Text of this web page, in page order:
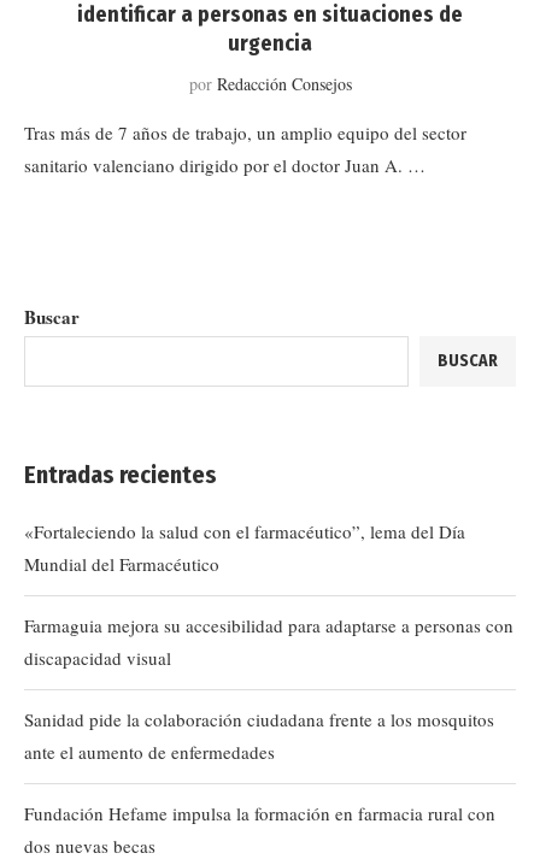
identificar a personas en situaciones de
urgencia
por Redacción Consejos
Tras más de 7 años de trabajo, un amplio equipo del sector
sanitario valenciano dirigido por el doctor Juan A. …
Buscar
BUSCAR
Entradas recientes
«Fortaleciendo la salud con el farmacéutico”, lema del Día
Mundial del Farmacéutico
Farmaguia mejora su accesibilidad para adaptarse a personas con
discapacidad visual
Sanidad pide la colaboración ciudadana frente a los mosquitos
ante el aumento de enfermedades
Fundación Hefame impulsa la formación en farmacia rural con
dos nuevas becas